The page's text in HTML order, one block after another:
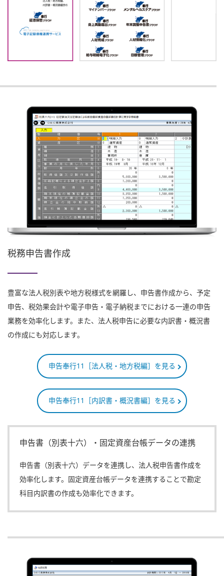
税務申告書作成
豊富な法人税別表や地方税様式を網羅し、申告書作成から、予定
申告、税効果会計や電子申告・電子納税までにおける一連の申告
業務を効率化します。また、法人税申告に必要な内訳書・概況書
の作成にも対応します。
申告奉行11［法人税・地方税編］を見る
申告奉行11［内訳書・概況書編］を見る
申告書（別表十六）・固定資産台帳データの連携
申告書（別表十六）データを連携し、法人税申告書作成を
効率化します。固定資産台帳データを連携することで勘定
科目内訳書の作成も効率化できます。